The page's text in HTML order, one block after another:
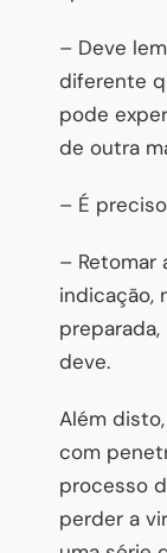
– Deve
diferente
pode
de outra
– É
– Retomar
indicação,
deve.
Além
com
processo
perder a